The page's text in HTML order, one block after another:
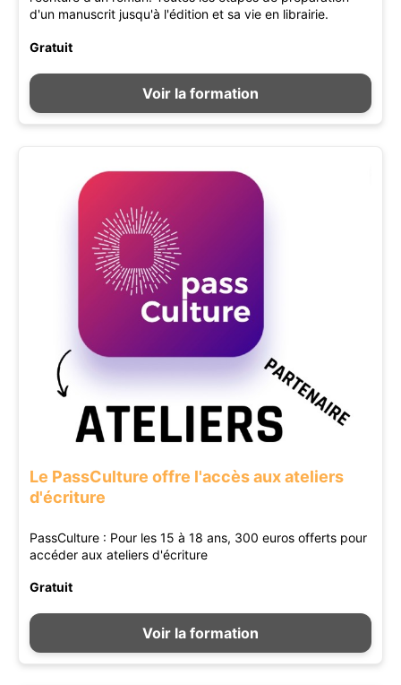
d'un manuscrit jusqu'à l'édition et sa vie en librairie.
Gratuit
Voir la formation
Le PassCulture offre l'accès aux ateliers
d'écriture
PassCulture : Pour les 15 à 18 ans, 300 euros offerts pour
accéder aux ateliers d'écriture
Gratuit
Voir la formation